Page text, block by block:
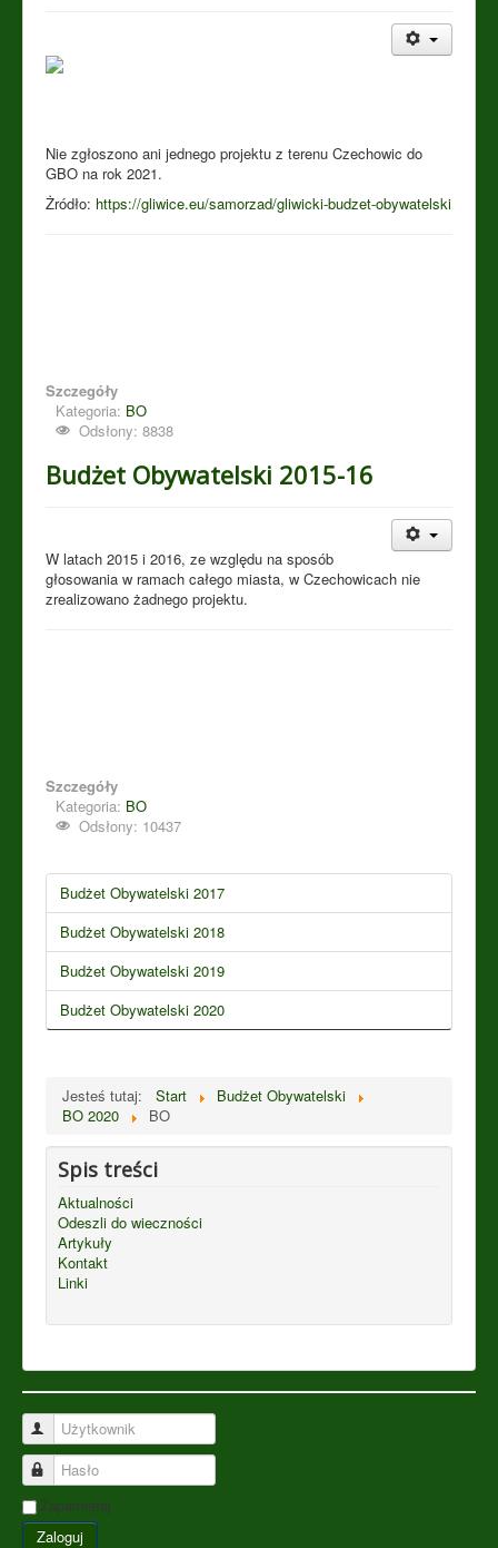
Nie zgłoszono ani jednego projektu z terenu Czechowic do
GBO na rok 2021.
Żródło: https://gliwice.eu/samorzad/gliwicki-budzet-obywatelski
Szczegóły
Kategoria: BO
Odsłony: 8838
Budżet Obywatelski 2015-16
W latach 2015 i 2016, ze względu na sposób
głosowania w ramach całego miasta, w Czechowicach nie
zrealizowano żadnego projektu.
Szczegóły
Kategoria: BO
Odsłony: 10437
Budżet Obywatelski 2017
Budżet Obywatelski 2018
Budżet Obywatelski 2019
Budżet Obywatelski 2020
Jesteś tutaj: Start
Budżet Obywatelski
BO 2020
BO
Spis treści
Aktualności
Odeszli do wieczności
Artykuły
Kontakt
Linki
Użytkownik
Hasło
Zapamiętaj
Zaloguj